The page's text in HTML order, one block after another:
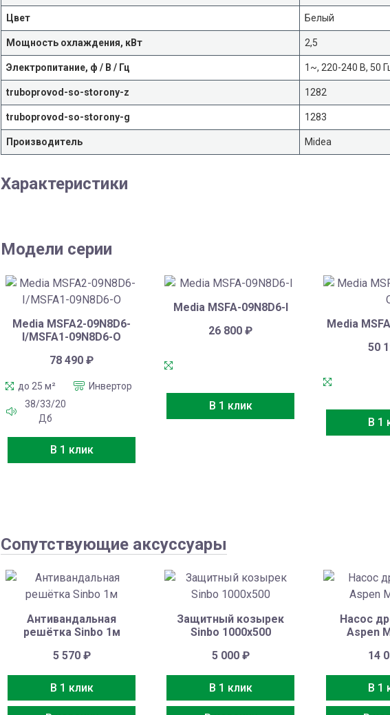
Цвет Белый
Мощность охлаждения, кВт 2,5
Электропитание, ф / В / Гц 1~, 220-240 В, 50
truboprovod-so-storony-z 1282
truboprovod-so-storony-g 1283
Производитель Midea
Характеристики
Модели серии
Media MSFA2-09N8D6-
I/MSFA1-09N8D6-O
78 490₽
до 25 м²
Инвертор
38/33/20
Дб
В 1 клик
Media MSFA-09N8D6-I
26 800₽
В 1 клик
Media
50
В 1
Сопутствующие аксуссуары
Антивандальная
решётка Sinbo 1м
5 570 ₽
В 1 клик
Защитный козырек
Sinbo 1000х500
5 000 ₽
В 1 клик
Насос
Aspen
14
В 1